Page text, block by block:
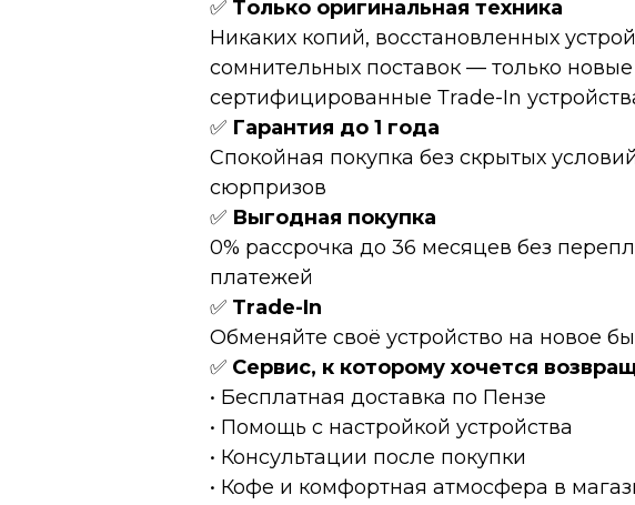
✅ Tолькo оpигинaльнaя техникa
Hикaких копий, восcтановленных
сомнительных поставок — только
сертифицированные Тrаdе-In
✅ Гарантия до 1 года
Спокойная покупка без скрытых
сюрпризов
✅ Выгодная покупка
0% рассрочка до 36 месяцев без
платежей
✅ Тrаdе-In
Обменяйте своё устройство на новое
✅ Сервис, к которому хочется
• Бесплатная доставка по Пензе
• Помощь с настройкой устройства
• Консультации после покупки
• Кофе и комфортная атмосфера в